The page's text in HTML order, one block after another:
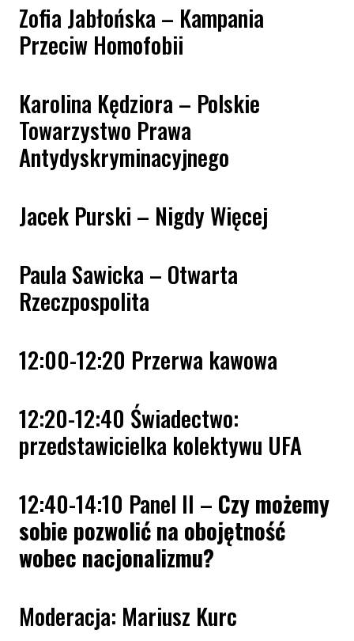
Zofia Jabłońska – Kampania
Przeciw Homofobii
Karolina Kędziora – Polskie
Towarzystwo Prawa
Antydyskryminacyjnego
Jacek Purski – Nigdy Więcej
Paula Sawicka – Otwarta
Rzeczpospolita
12:00-12:20 Przerwa kawowa
12:20-12:40 Świadectwo:
przedstawicielka kolektywu UFA
12:40-14:10 Panel II – Czy możemy
sobie pozwolić na obojętność
wobec nacjonalizmu?
Moderacja: Mariusz Kurc